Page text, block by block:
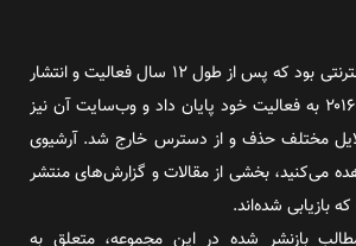
روز آنلاین روزنامه‌ای اینترنتی بود که پس از طول ۱۲ سال فعالیت و انتشار
۲۵۰۰ شماره، در سال ۲۰۱۶ به فعالیت خود پایان داد و وب‌سایت آن نیز
مختلف حذف و از دسترس خارج شد. آرشیوی
می‌کنید، بخشی از مقالات و گزارش‌های منتشر
بازیابی شده‌اند.
بازنشر شده در این مجموعه، متعلق به